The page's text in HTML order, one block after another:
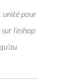
unité pour
l’eshop